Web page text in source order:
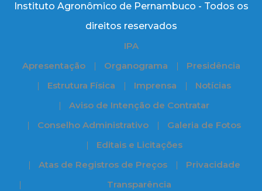
Instituto Agronômico de Pernambuco - Todos os
direitos reservados
IPA
Apresentação
Organograma
Presidência
Estrutura Física
Imprensa
Notícias
Aviso de Intenção de Contratar
Conselho Administrativo
Galeria de Fotos
Editais e Licitações
Atas de Registros de Preços
Privacidade
Transparência